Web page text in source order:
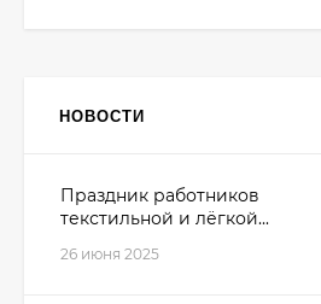
НОВОСТИ
Праздник работников
текстильной и лёгкой...
26 июня 2025